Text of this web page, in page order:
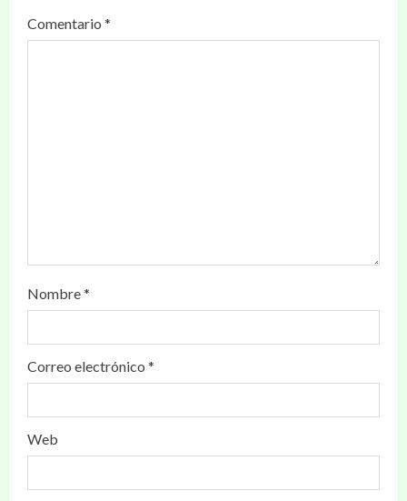
Comentario *
Nombre*
Correo electrónico *
Web